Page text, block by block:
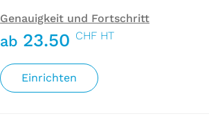
Genauigkeit und Fortschritt
ab 23.50 CHF HT
Einrichten